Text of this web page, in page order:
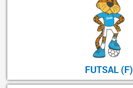
FUTSAL (F)